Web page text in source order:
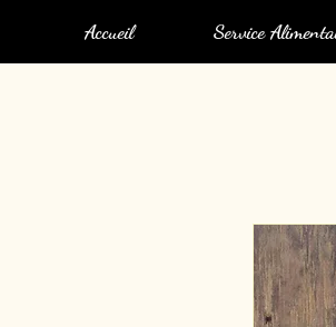
Accueil Service